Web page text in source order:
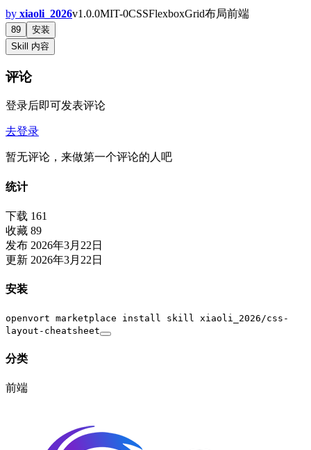
by xiaoli_2026v1.0.0MIT-0CSSFlexboxGrid布局前端
89
安装
Skill 内容
评论
登录后即可发表评论
去登录
暂无评论，来做第一个评论的人吧
统计
下载 161
收藏 89
发布 2026年3月22日
更新 2026年3月22日
安装
openvort marketplace install skill xiaoli_2026/css-
layout-cheatsheet
分类
前端